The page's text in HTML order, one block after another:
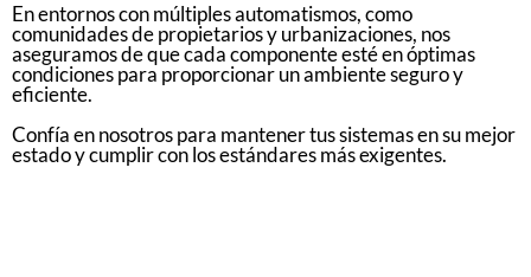
En entornos con múltiples automatismos, como
comunidades de propietarios y urbanizaciones, nos
aseguramos de que cada componente esté en óptimas
condiciones para proporcionar un ambiente seguro y
eficiente.
Confía en nosotros para mantener tus sistemas en su mejor
estado y cumplir con los estándares más exigentes.